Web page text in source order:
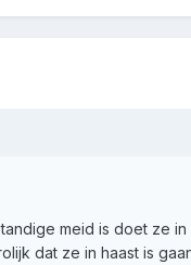
meid is doet ze
dat ze in haast is